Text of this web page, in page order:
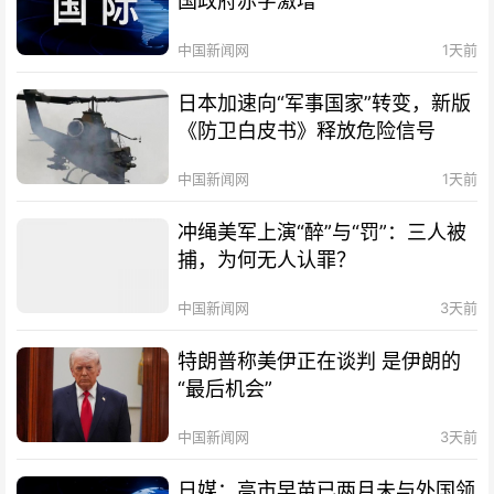
中国新闻网 1天前
日本加速向“军事国家”转变，新版
《防卫白皮书》释放危险信号
中国新闻网 1天前
冲绳美军上演“醉”与“罚”：三人被
捕，为何无人认罪？
中国新闻网 3天前
特朗普称美伊正在谈判 是伊朗的
“最后机会”
中国新闻网 3天前